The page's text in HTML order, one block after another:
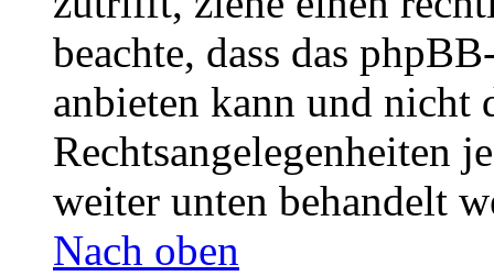
beachte, dass das
anbieten kann und nicht
Rechtsangelegenheiten
weiter unten behandelt
Nach oben